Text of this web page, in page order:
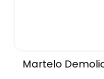
Martelo